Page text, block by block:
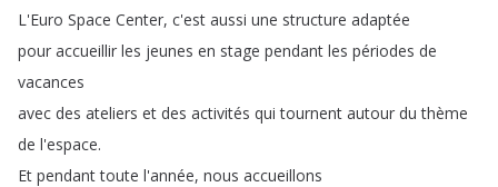
L'Euro Space Center, c'est aussi une structure adaptée
pour accueillir les jeunes en stage pendant les périodes de
vacances
avec des ateliers et des activités qui tournent autour du thème
de l'espace.
Et pendant toute l'année, nous accueillons